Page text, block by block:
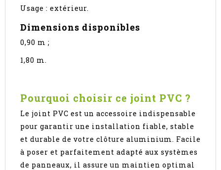
Usage : extérieur.
Dimensions disponibles
0,90 m ;
1,80 m.
Pourquoi choisir ce joint PVC ?
Le joint PVC est un accessoire indispensable
pour garantir une installation fiable, stable
et durable de votre clôture aluminium. Facile
à poser et parfaitement adapté aux systèmes
de panneaux, il assure un maintien optimal